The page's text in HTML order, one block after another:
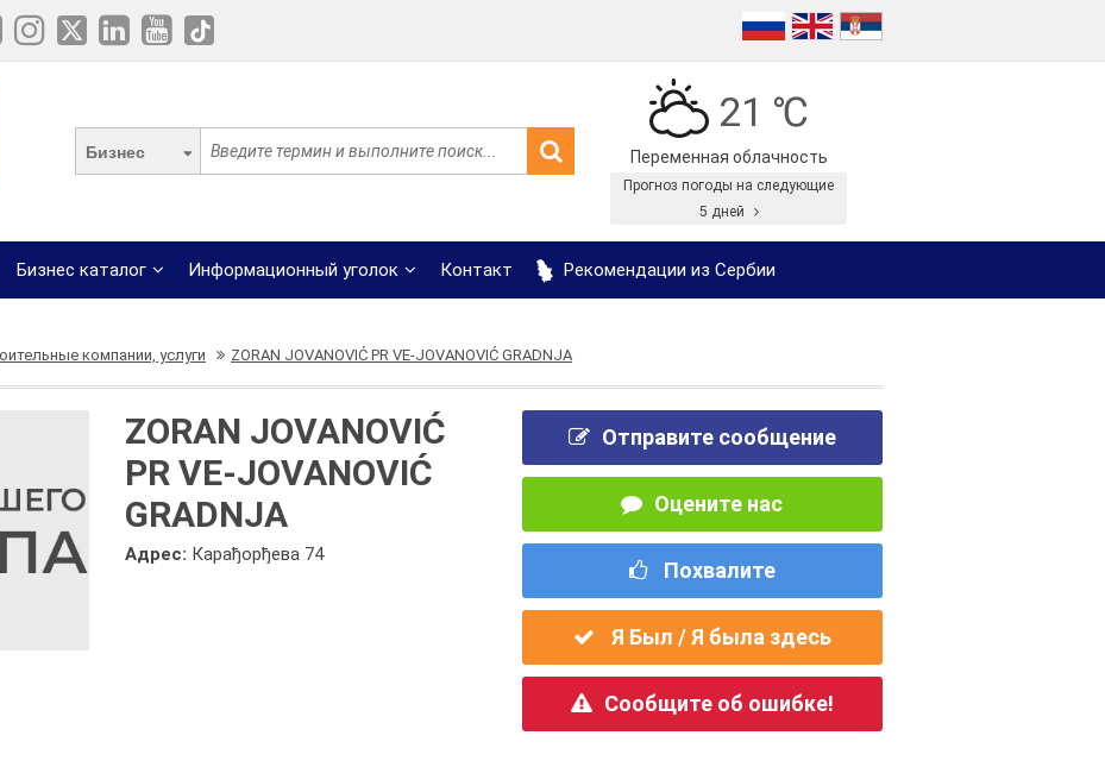
Бизнес
21 ℃
Переменная облачность
Прогноз погоды на следующие
5 дней
Бизнес каталог Информационный уголок Контакт Рекомендации из Сербии
компании, услуги ZORAN JOVANOVIĆ PR VE-JOVANOVIĆ GRADNJA
ZORAN JOVANOVIĆ
PR VE-JOVANOVIĆ
GRADNJA
Адрес: Карађорђева 74
Отправите сообщение
Оцените нас
Похвалите
Я Был / Я была здесь
Сообщите об ошибке!